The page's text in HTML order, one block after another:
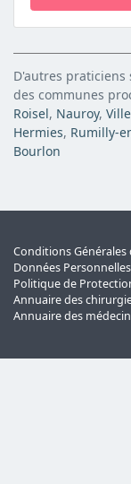
D'autres praticiens
des communes
Roisel, Nauroy,
Hermies, Rumilly-
Bourlon
Conditions
Données
Politique de
Annuaire des
Annuaire des